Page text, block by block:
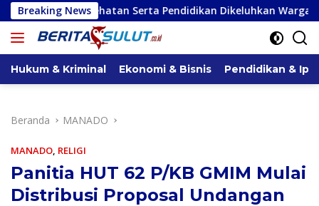
Langsung
ke
konten
Breaking News
Serta Pendidikan Dikeluhkan Warga Serap
Hukum & Kriminal Ekonomi & Bisnis Pendidikan &
Beranda MANADO
MANADO, RELIGI
Panitia HUT 62 P/KB GMIM Mulai
Distribusi Proposal Undangan